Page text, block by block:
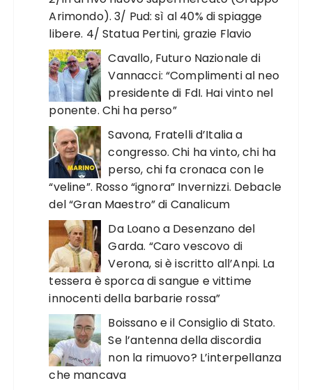
Arimondo). 3/ Pud: sì al 40% di spiagge
libere. 4/ Statua Pertini, grazie Flavio
Cavallo, Futuro Nazionale di
Vannacci: “Complimenti al neo
presidente di FdI. Hai vinto nel
ponente. Chi ha perso”
Savona, Fratelli d’Italia a
congresso. Chi ha vinto, chi ha
perso, chi fa cronaca con le
“veline”. Rosso “ignora” Invernizzi. Debacle
del “Gran Maestro” di Canalicum
Da Loano a Desenzano del
Garda. “Caro vescovo di
Verona, si è iscritto all’Anpi. La
tessera è sporca di sangue e vittime
innocenti della barbarie rossa”
Boissano e il Consiglio di Stato.
Se l’antenna della discordia
non la rimuovo? L’interpellanza
che mancava